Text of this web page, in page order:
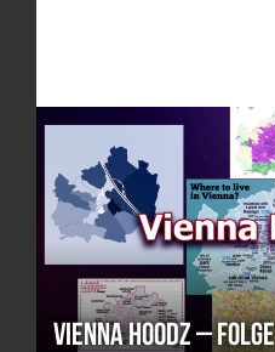
Vienna Hoodz –